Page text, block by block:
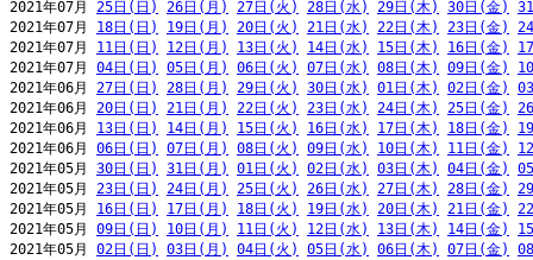
2021年07月 25日(日) 26日(月) 27日(火) 28日(水) 29日(木) 30日(金)
2021年07月 18日(日) 19日(月) 20日(火) 21日(水) 22日(木) 23日(金)
2021年07月 11日(日) 12日(月) 13日(火) 14日(水) 15日(木) 16日(金)
2021年07月 04日(日) 05日(月) 06日(火) 07日(水) 08日(木) 09日(金)
2021年06月 27日(日) 28日(月) 29日(火) 30日(水) 01日(木) 02日(金)
2021年06月 20日(日) 21日(月) 22日(火) 23日(水) 24日(木) 25日(金)
2021年06月 13日(日) 14日(月) 15日(火) 16日(水) 17日(木) 18日(金)
2021年06月 06日(日) 07日(月) 08日(火) 09日(水) 10日(木) 11日(金)
2021年05月 30日(日) 31日(月) 01日(火) 02日(水) 03日(木) 04日(金)
2021年05月 23日(日) 24日(月) 25日(火) 26日(水) 27日(木) 28日(金)
2021年05月 16日(日) 17日(月) 18日(火) 19日(水) 20日(木) 21日(金)
2021年05月 09日(日) 10日(月) 11日(火) 12日(水) 13日(木) 14日(金)
2021年05月 02日(日) 03日(月) 04日(火) 05日(水) 06日(木) 07日(金)